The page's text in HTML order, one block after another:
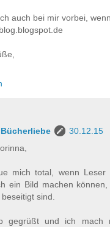
auch bei mir vorbei,
30.12.15
mich total, wenn Leser
ein Bild machen
sind.
gegrüßt und ich mach